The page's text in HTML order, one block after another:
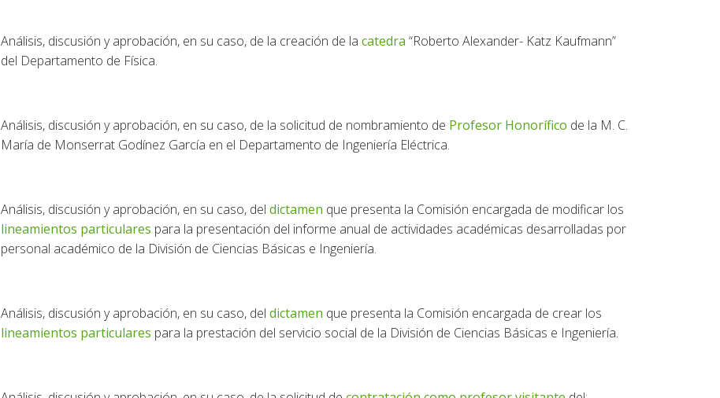
Análisis, discusión y aprobación, en su caso, de la creación de la catedra “Roberto Alexander- Katz Kaufmann”
del Departamento de Física.
Análisis, discusión y aprobación, en su caso, de la solicitud de nombramiento de Profesor Honorífico de la M. C.
María de Monserrat Godínez García en el Departamento de Ingeniería Eléctrica.
Análisis, discusión y aprobación, en su caso, del dictamen que presenta la Comisión encargada de modificar los
lineamientos particulares para la presentación del informe anual de actividades académicas desarrolladas por
personal académico de la División de Ciencias Básicas e Ingeniería.
Análisis, discusión y aprobación, en su caso, del dictamen que presenta la Comisión encargada de crear los
lineamientos particulares para la prestación del servicio social de la División de Ciencias Básicas e Ingeniería.